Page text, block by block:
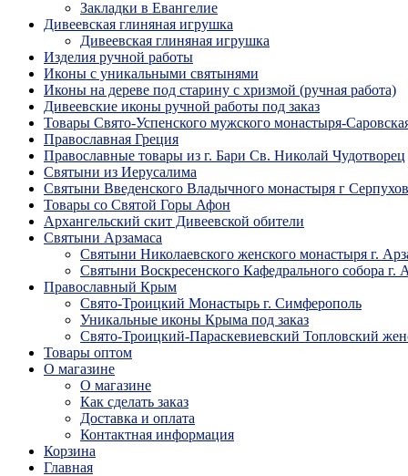
Закладки в Евангелие
Дивеевская глиняная игрушка
Дивеевская глиняная игрушка
Изделия ручной работы
Иконы с уникальными святынями
Иконы на дереве под старину с хризмой (ручная работа)
Дивеевские иконы ручной работы под заказ
Товары Свято-Успенского мужского монастыря-
Православная Греция
Православные товары из г. Бари Св. Николай Чудотворец
Святыни из Иерусалима
Святыни Введенского Владычного монастыря г Серпухов
Товары со Святой Горы Афон
Архангельский скит Дивеевской обители
Святыни Арзамаса
Святыни Николаевского женского монастыря г.
Святыни Воскресенского Кафедрального собора г.
Православный Крым
Свято-Троицкий Монастырь г. Симферополь
Уникальные иконы Крыма под заказ
Свято-Троицкий-Параскевиевский Топловский
Товары оптом
О магазине
О магазине
Как сделать заказ
Доставка и оплата
Контактная информация
Корзина
Главная